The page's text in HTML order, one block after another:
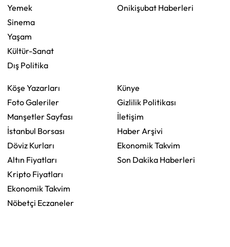
Yemek
Sinema
Yaşam
Kültür-Sanat
Dış Politika
Onikişubat Haberleri
Köşe Yazarları
Foto Galeriler
Manşetler Sayfası
İstanbul Borsası
Döviz Kurları
Altın Fiyatları
Kripto Fiyatları
Ekonomik Takvim
Nöbetçi Eczaneler
Künye
Gizlilik Politikası
İletişim
Haber Arşivi
Ekonomik Takvim
Son Dakika Haberleri